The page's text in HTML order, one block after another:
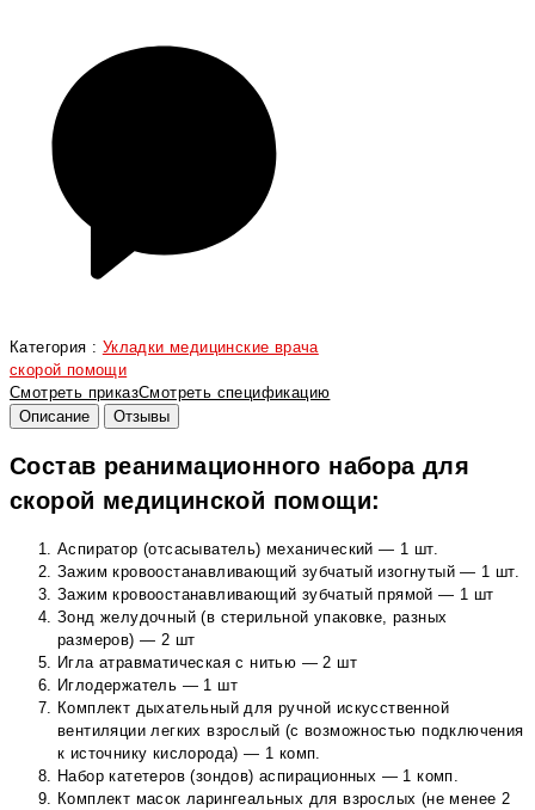
Категория : Укладки медицинские врача
скорой помощи
Смотреть приказСмотреть спецификацию
Описание
Отзывы
Состав реанимационного набора для
скорой медицинской помощи:
Аспиратор (отсасыватель) механический — 1 шт.
Зажим кровоостанавливающий зубчатый изогнутый — 1 шт.
Зажим кровоостанавливающий зубчатый прямой — 1 шт
Зонд желудочный (в стерильной упаковке, разных
размеров) — 2 шт
Игла атравматическая с нитью — 2 шт
Иглодержатель — 1 шт
Комплект дыхательный для ручной искусственной
вентиляции легких взрослый (с возможностью подключения
к источнику кислорода) — 1 комп.
Набор катетеров (зондов) аспирационных — 1 комп.
Комплект масок ларингеальных для взрослых (не менее 2